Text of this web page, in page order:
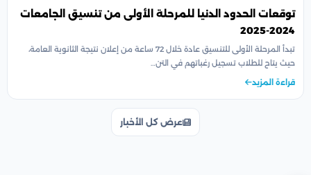
توقعات الحدود الدنيا للمرحلة الأولى من تنسيق الجامعات
2024-2025
تبدأ المرحلة الأولى للتنسيق عادة خلال 72 ساعة من إعلان نتيجة الثانوية العامة،
حيث يتاح للطلاب تسجيل رغباتهم في التن…
قراءة المزيد
عرض كل الأخبار